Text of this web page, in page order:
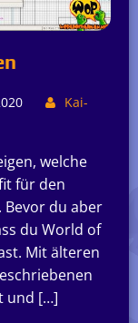
Kai-
welche
für den
Bevor du aber
du World of
Mit älteren
und […]